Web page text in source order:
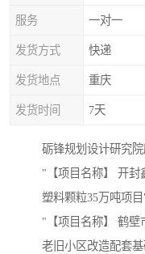
服务 一对一
发货方式 快递
发货地点 重庆
发货时间 7天
砺锋规划设计研究院
"【项目名称】 开封
塑料颗粒35万吨项
"【项目名称】 鹤壁
老旧小区改造配套